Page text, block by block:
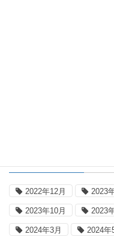
2022年12月 2023
2023年10月 2023
2024年3月 2024年